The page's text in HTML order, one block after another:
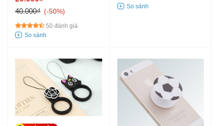
40.000₫
-50%
50 đánh giá